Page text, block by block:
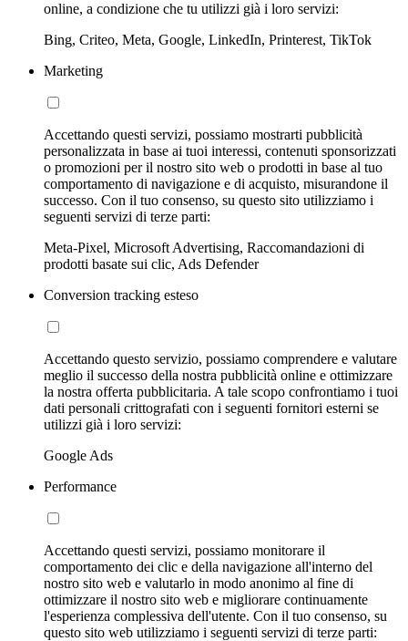
online, a condizione che tu utilizzi già i loro servizi:
Bing, Criteo, Meta, Google, LinkedIn, Printerest, TikTok
Marketing
Accettando questi servizi, possiamo mostrarti pubblicità
personalizzata in base ai tuoi interessi, contenuti sponsorizzati
o promozioni per il nostro sito web o prodotti in base al tuo
comportamento di navigazione e di acquisto, misurandone il
successo. Con il tuo consenso, su questo sito utilizziamo i
seguenti servizi di terze parti:
Meta-Pixel, Microsoft Advertising, Raccomandazioni di
prodotti basate sui clic, Ads Defender
Conversion tracking esteso
Accettando questo servizio, possiamo comprendere e valutare
meglio il successo della nostra pubblicità online e ottimizzare
la nostra offerta pubblicitaria. A tale scopo confrontiamo i tuoi
dati personali crittografati con i seguenti fornitori esterni se
utilizzi già i loro servizi:
Google Ads
Performance
Accettando questi servizi, possiamo monitorare il
comportamento dei clic e della navigazione all'interno del
nostro sito web e valutarlo in modo anonimo al fine di
ottimizzare il nostro sito web e migliorare continuamente
l'esperienza complessiva dell'utente. Con il tuo consenso, su
questo sito web utilizziamo i seguenti servizi di terze parti: